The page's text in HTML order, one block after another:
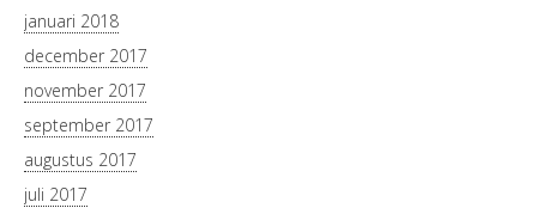
januari 2018
december 2017
november 2017
september 2017
augustus 2017
juli 2017